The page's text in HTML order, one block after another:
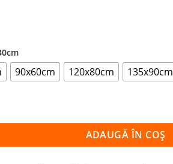
90x60cm 120x80cm 135x90cm
SOLO
ADAUGĂ ÎN COȘ